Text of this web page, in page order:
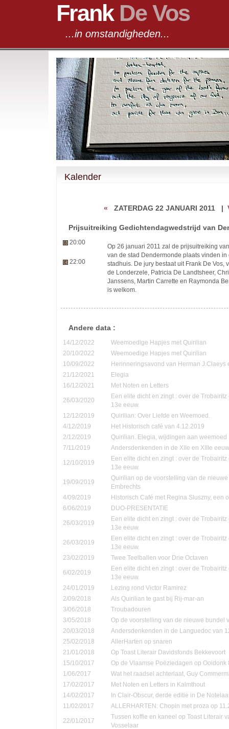
Frank De Vos
...in omstandigheden...
Kalender
« ZATERDAG 22 JANUARI 2011 |
Prijsuitreiking Gedichtendagwedstrijd van
20:00
22:00
Op 26 januari 2011 zal de prijsuitreiking
van de stad Dendermonde plaats vinden
stadhuis. De jury bestaat uit Frank De Vos,
de Londerzele, Patricia De Landtsheer,
Janssens, Martin Carrette en Raymonda
is welkom.
Andere data :
14/12/2022
Weemoedige Hapjes met Quirilian
20/10/2022
Weemoedige Hapjes met Quirilian
10/09/2022
Herinneringsavond van Herman J.Claeys
21/12/2021
Elegia
16/12/2021
Met Noten en Letters
26/03/2020
Een elite dicht en zingt : over de
13e eeuw.
12/12/2019
Quirilian: Over Liefde en Weemoed.
4/12/2019
Het Historisch café van 4.12.2019
2/12/2019
Quirilian. Elegia, wijdingen aan weemoed
7/11/2019
Andersdenkenden in de XIIe en XIIIe
12/10/2019
Een elite dicht en zingt : over de
13e eeuw.
19/09/2019
Quirilian op de voorstelling van de
Embrechts
4/09/2019
Historisch Café met Regina Sluszny, een
6/06/2019
DUO-PRESENTATIE
26/03/2019
Een elite dicht en zingt : over de
13e eeuw.
26/03/2019
Een elite dicht en zingt : over de
13e eeuw.
23/02/2019
Twee Teelballen voor Drie Octaven
6/02/2019
Een elite dicht en zingt : over de
13e eeuw.
24/01/2019
Lezing rond Victor Ramirez
2/09/2018
Als Quirilian te gast bij Rij-mar-an
3/06/2018
Troubadouren
3/05/2018
Op de voorstelling van de nieuwe bundel
20/03/2018
Andersdenkenden in de Languedoc van
25/02/2018
AllerHarten op snaren
21/01/2018
Op Toast Literair Davidsfonds Bekkevoort
15/10/2017
Op de Vlaamse Poëziedagen op
1/06/2017
Wat het raadsel achterlaat, Guy
17/02/2017
Met Noten en Letters in Kalmthout
14/02/2017
In Clair-Obscur, derde editie in De
11/02/2017
ALLERHARTEN: Chopin met proza op
22/01/2017
Tussen koffie en kaneel op Toast Literair
Vosselaar